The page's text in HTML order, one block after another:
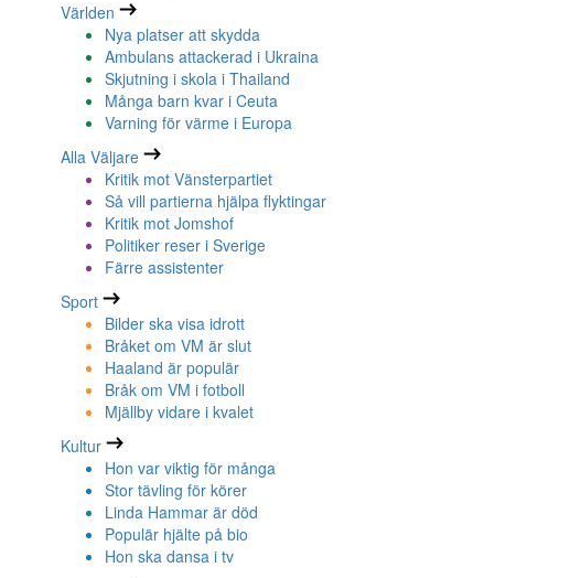
Världen
Nya platser att skydda
Ambulans attackerad i Ukraina
Skjutning i skola i Thailand
Många barn kvar i Ceuta
Varning för värme i Europa
Alla Väljare
Kritik mot Vänsterpartiet
Så vill partierna hjälpa flyktingar
Kritik mot Jomshof
Politiker reser i Sverige
Färre assistenter
Sport
Bilder ska visa idrott
Bråket om VM är slut
Haaland är populär
Bråk om VM i fotboll
Mjällby vidare i kvalet
Kultur
Hon var viktig för många
Stor tävling för körer
Linda Hammar är död
Populär hjälte på bio
Hon ska dansa i tv